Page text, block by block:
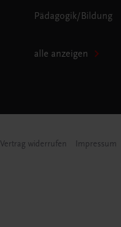
Pädagogik/Bildung
alle anzeigen
Vertrag widerrufen Impressum